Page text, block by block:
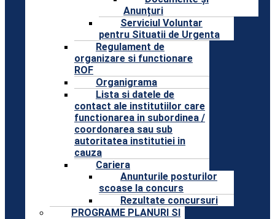
Anunțuri
Serviciul Voluntar
pentru Situatii de Urgenta
Regulament de
organizare si functionare
ROF
Organigrama
Lista si datele de
contact ale institutiilor care
functionarea in subordinea /
coordonarea sau sub
autoritatea institutiei in
cauza
Cariera
Anunturile posturilor
scoase la concurs
Rezultate concursuri
PROGRAME PLANURI SI